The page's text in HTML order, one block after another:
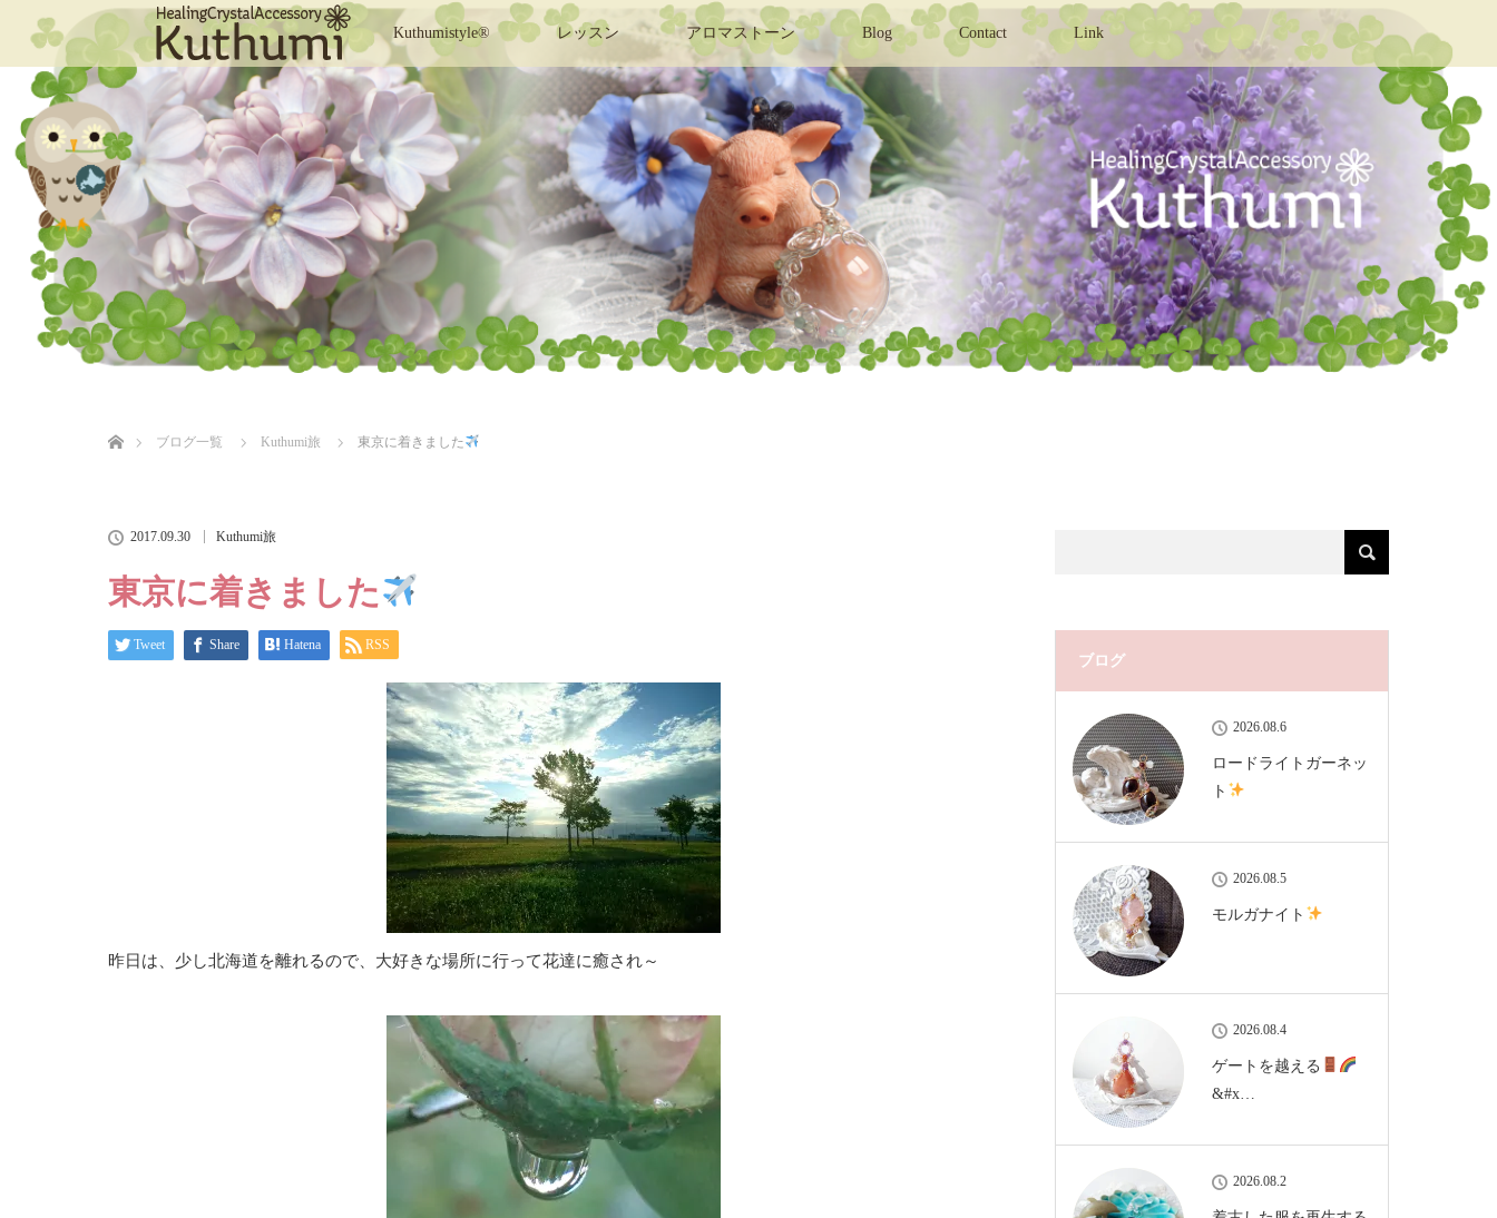
Kuthumistyle® レッスン アロマストーン Blog Contact Link
ブログ一覧
Kuthumi旅 東京に着きました
2017.09.30 Kuthumi旅
東京に着きました
Tweet Share Hatena RSS
昨日は、少し北海道を離れるので、大好きな場所に行って花達に癒され～
ブログ
2026.08.6
ロードライトガーネッ
ト
2026.08.5
モルガナイト
2026.08.4
ゲートを越える
&#x…
2026.08.2